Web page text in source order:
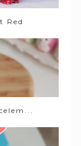
Red